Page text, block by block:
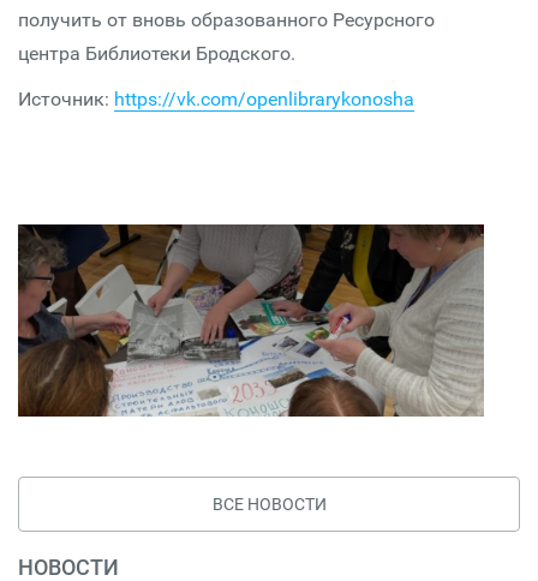
получить от вновь образованного Ресурсного
центра Библиотеки Бродского.
Источник: https://vk.com/openlibrarykonosha
ВСЕ НОВОСТИ
НОВОСТИ